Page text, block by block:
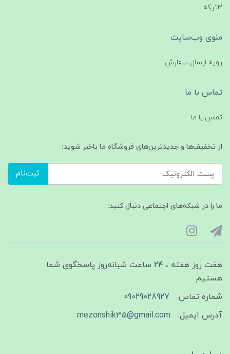
3تیکه
منوی وب‌سایت
رویه ارسال سفارش
تماس با ما
تماس با ما
از تخفیف‌ها و جدیدترین‌های فروشگاه ما باخبر شوید:
ثبت‌نام
ما را در شبکه‌های اجتماعی دنبال کنید:
هفت روز هفته ، ۲۴ ساعت شبانه‌روز پاسخگوی شما
هستیم
شماره تماس:
09029028927
آدرس ایمیل:
mezonshik35@gmail.com